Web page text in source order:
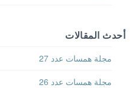
أحدث المقالات
مجلة همسات عدد 27
مجلة همسات عدد 26